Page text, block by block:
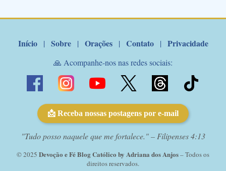
Início | Sobre | Orações | Contato | Privacidade
🙏 Acompanhe-nos nas redes sociais:
📩 Receba nossas postagens por e-mail
"Tudo posso naquele que me fortalece." – Filipenses 4:13
© 2025 Devoção e Fé Blog Católico by Adriana dos Anjos– Todos os
direitos reservados.